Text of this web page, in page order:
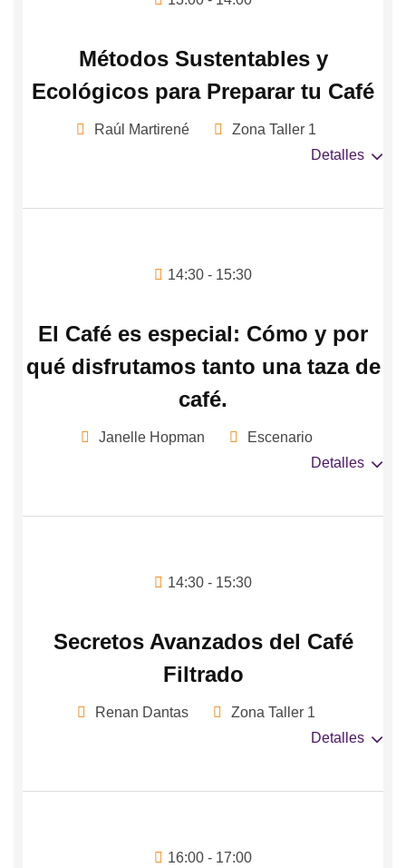
Métodos Sustentables y
Ecológicos para Preparar tu Café
Raúl Martirené
Zona Taller 1
Detalles
14:30 - 15:30
El Café es especial: Cómo y por
qué disfrutamos tanto una taza de
café.
Janelle Hopman
Escenario
Detalles
14:30 - 15:30
Secretos Avanzados del Café
Filtrado
Renan Dantas
Zona Taller 1
Detalles
16:00 - 17:00